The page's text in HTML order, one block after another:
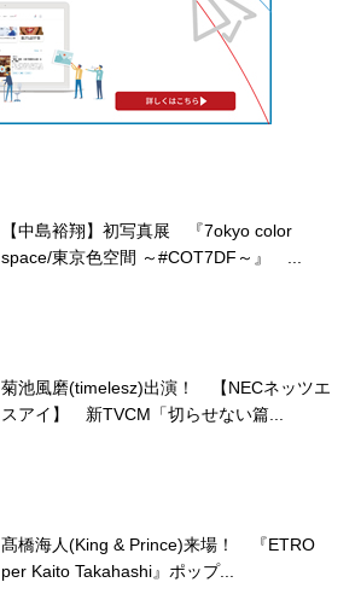
【中島裕翔】初写真展 『7okyo color
space/東京色空間 ～#COT7DF～』 ...
菊池風磨(timelesz)出演！ 【NECネッツエ
スアイ】 新TVCM「切らせない篇...
髙橋海人(King & Prince)来場！ 『ETRO
per Kaito Takahashi』ポップ...